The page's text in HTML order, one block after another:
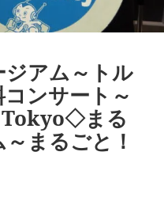
アム～トル
ンサート～
まる
まるごと！